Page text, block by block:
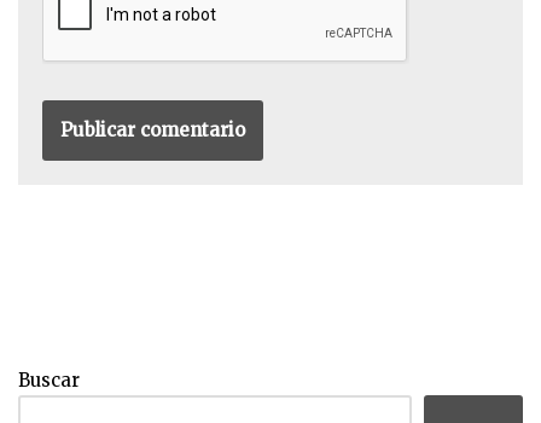
Buscar